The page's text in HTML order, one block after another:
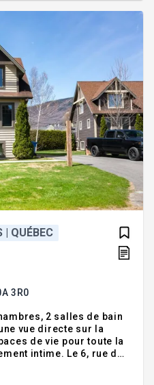
| QUÉBEC
3R0
2 salles de bain
vue directe sur la
de vie pour toute la
intime. Le 6, rue de
tête : vestiaire pratique,